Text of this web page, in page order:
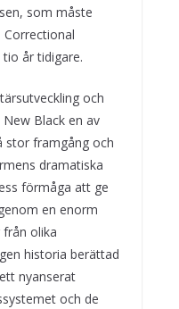
som måste
år tidigare.
och
Black en av
stor framgång och
dramatiska
förmåga att ge
en enorm
från olika
historia berättad
nyanserat
och de